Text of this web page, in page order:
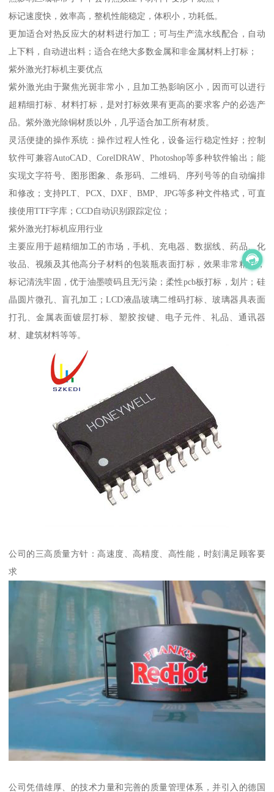
标记速度快，效率高，整机性能稳定，体积小，功耗低。
更加适合对热反应大的材料进行加工；可与生产流水线配合，自动
上下料，自动进出料；适合在绝大多数金属和非金属材料上打标；
紫外激光打标机主要优点
紫外激光由于聚焦光斑非常小，且加工热影响区小，因而可以进行
超精细打标、材料打标，是对打标效果有更高的要求客户的必选产
品。紫外激光除铜材质以外，几乎适合加工所有材质。
灵活便捷的操作系统：操作过程人性化，设备运行稳定性好；控制
软件可兼容AutoCAD、CorelDRAW、Photoshop等多种软件输出；能
实现文字符号、图形图象、条形码、二维码、序列号等的自动编排
和修改；支持PLT、PCX、DXF、BMP、JPG等多种文件格式，可直
接使用TTF字库；CCD自动识别跟踪定位；
紫外激光打标机应用行业
主要应用于超精细加工的市场，手机、充电器、数据线、药品、化
妆品、视频及其他高分子材料的包装瓶表面打标，效果非常精细，
标记清洗牢固，优于油墨喷码且无污染；柔性pcb板打标，划片；硅
晶圆片微孔、盲孔加工；LCD液晶玻璃二维码打标、玻璃器具表面
打孔、金属表面镀层打标、塑胶按键、电子元件、礼品、通讯器
材、建筑材料等等。
公司的三高质量方针：高速度、高精度、高性能，时刻满足顾客要
求
公司凭借雄厚、的技术力量和完善的质量管理体系，并引入的德国